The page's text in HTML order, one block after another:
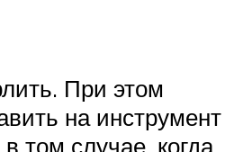
При этом
на инструмент
том случае, когда